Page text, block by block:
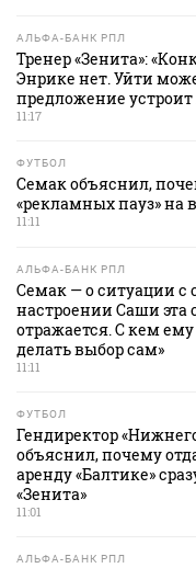
АЛЬФА-БАНК РПЛ
Тренер «Зенита»:
Энрике нет. Уйти
предложение устроит
11:17
ФУТБОЛ
Семак объяснил,
«рекламных пауз» на
11:11
АЛЬФА-БАНК РПЛ
Семак — о ситуации с
настроении Саши эта
отражается. С кем
делать выбор сам»
11:11
ФУТБОЛ
Гендиректор
объяснил, почему
аренду «Балтике»
«Зенита»
11:01
АЛЬФА-БАНК РПЛ